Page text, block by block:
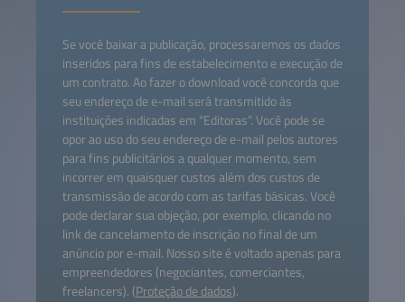
Se você baixar a publicação, processaremos os dados
inseridos para fins de estabelecimento e execução de
um contrato. Ao fazer o download você concorda que
seu endereço de e-mail será transmitido às
instituições indicadas em “Editoras”. Você pode se
opor ao uso do seu endereço de e-mail pelos autores
para fins publicitários a qualquer momento, sem
incorrer em quaisquer custos além dos custos de
transmissão de acordo com as tarifas básicas. Você
pode declarar sua objeção, por exemplo, clicando no
link de cancelamento de inscrição no final de um
anúncio por e-mail. Nosso site é voltado apenas para
empreendedores (negociantes, comerciantes,
freelancers). (Proteção de dados).